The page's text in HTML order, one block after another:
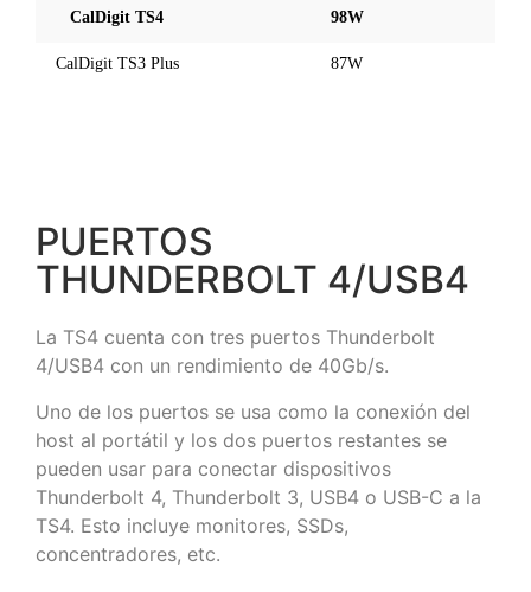
CalDigit TS4 98W
CalDigit TS3 Plus 87W
PUERTOS
THUNDERBOLT 4/USB4
La TS4 cuenta con tres puertos Thunderbolt
4/USB4 con un rendimiento de 40Gb/s.
Uno de los puertos se usa como la conexión del
host al portátil y los dos puertos restantes se
pueden usar para conectar dispositivos
Thunderbolt 4, Thunderbolt 3, USB4 o USB-C a la
TS4. Esto incluye monitores, SSDs,
concentradores, etc.